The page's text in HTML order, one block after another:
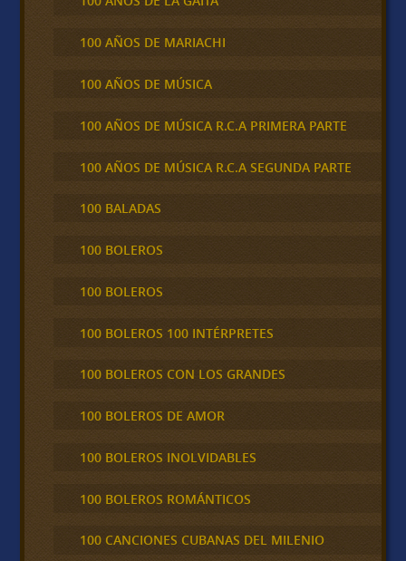
100 AÑOS DE MARIACHI
100 AÑOS DE MÚSICA
100 AÑOS DE MÚSICA R.C.A PRIMERA PARTE
100 AÑOS DE MÚSICA R.C.A SEGUNDA PARTE
100 BALADAS
100 BOLEROS
100 BOLEROS
100 BOLEROS 100 INTÉRPRETES
100 BOLEROS CON LOS GRANDES
100 BOLEROS DE AMOR
100 BOLEROS INOLVIDABLES
100 BOLEROS ROMÁNTICOS
100 CANCIONES CUBANAS DEL MILENIO